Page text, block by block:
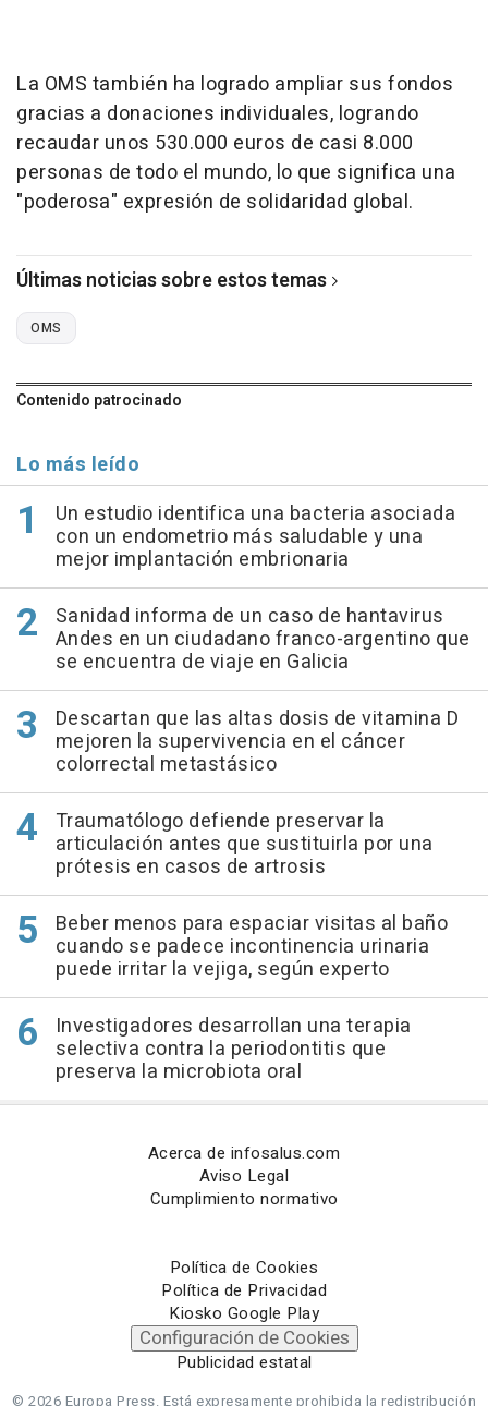
La OMS también ha logrado ampliar sus fondos
gracias a donaciones individuales, logrando
recaudar unos 530.000 euros de casi 8.000
personas de todo el mundo, lo que significa una
"poderosa" expresión de solidaridad global.
Últimas noticias sobre estos temas
OMS
Contenido patrocinado
Lo más leído
Un estudio identifica una bacteria asociada
con un endometrio más saludable y una
mejor implantación embrionaria
Sanidad informa de un caso de hantavirus
Andes en un ciudadano franco-argentino que
se encuentra de viaje en Galicia
Descartan que las altas dosis de vitamina D
mejoren la supervivencia en el cáncer
colorrectal metastásico
Traumatólogo defiende preservar la
articulación antes que sustituirla por una
prótesis en casos de artrosis
Beber menos para espaciar visitas al baño
cuando se padece incontinencia urinaria
puede irritar la vejiga, según experto
Investigadores desarrollan una terapia
selectiva contra la periodontitis que
preserva la microbiota oral
Acerca de infosalus.com
Aviso Legal
Cumplimiento normativo
Política de Cookies
Política de Privacidad
Kiosko Google Play
Configuración de Cookies
Publicidad estatal
© 2026 Europa Press. Está expresamente prohibida la redistribución